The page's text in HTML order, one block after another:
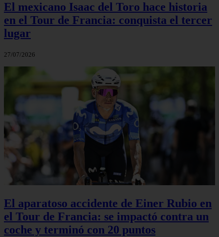
El mexicano Isaac del Toro hace historia
en el Tour de Francia: conquista el tercer
lugar
27/07/2026
El aparatoso accidente de Einer Rubio en
el Tour de Francia: se impactó contra un
coche y terminó con 20 puntos